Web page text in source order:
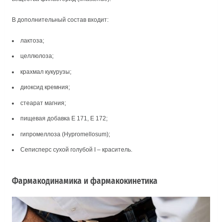
В дополнительный состав входит:
лактоза;
целлюлоза;
крахмал кукурузы;
диоксид кремния;
стеарат магния;
пищевая добавка Е 171, Е 172;
гипромеллоза (Hypromellosum);
Сеписперс сухой голубой І – краситель.
Фармакодинамика и фармакокинетика